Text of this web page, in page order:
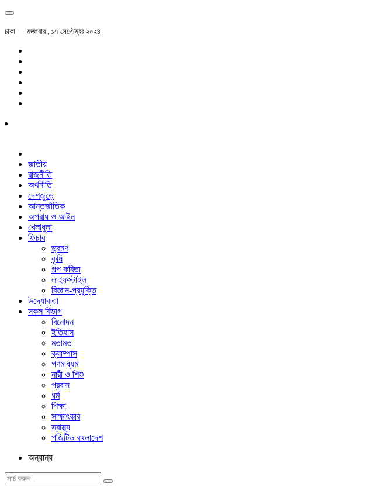
ঢাকা মঙ্গলবার , ১৭ সেপ্টেম্বর ২০২৪
জাতীয়
রাজনীতি
অর্থনীতি
দেশজুড়ে
আন্তর্জাতিক
অপরাধ ও আইন
খেলাধুলা
ফিচার
ভ্রমণ
কৃষি
গল্প ক‌বিতা
লাইফস্টাইল
বিজ্ঞান-প্রযুক্তি
উদ্যোক্তা
সকল বিভাগ
বিনোদন
ইতিহাস
মতামত
ক্যাম্পাস
গণমাধ্যম
নারী ও শিশু
প্রবাস
ধর্ম
শিক্ষা
সাক্ষাৎকার
স্বাস্থ্য
পজিটিভ বাংলাদেশ
অন্যান্য